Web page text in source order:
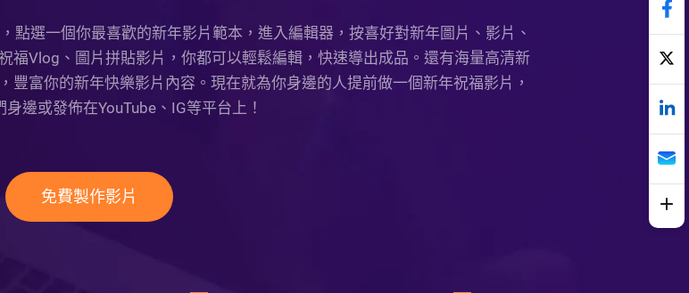
點選一個你最喜歡的新年影片範本，進入編輯器，按喜好對新年圖片、影片、
福Vlog、圖片拼貼影片，你都可以輕鬆編輯，快速導出成品。還有海量高清新
富你的新年快樂影片內容。現在就為你身邊的人提前做一個新年祝福影片，
身邊或發佈在YouTube、IG等平台上！
免費製作影片